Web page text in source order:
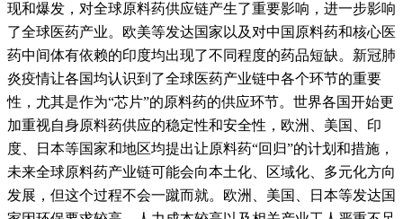
现和爆发，对全球原料药供应链产生了重要影响，进一步影响
了全球医药产业。欧美等发达国家以及对中国原料药和核心医
药中间体有依赖的印度均出现了不同程度的药品短缺。新冠肺
炎疫情让各国均认识到了全球医药产业链中各个环节的重要
性，尤其是作为“芯片”的原料药的供应环节。世界各国开始更
加重视自身原料药供应的稳定性和安全性，欧洲、美国、印
度、日本等国家和地区均提出让原料药“回归”的计划和措施，
未来全球原料药产业链可能会向本土化、区域化、多元化方向
发展，但这个过程不会一蹴而就。欧洲、美国、日本等发达国